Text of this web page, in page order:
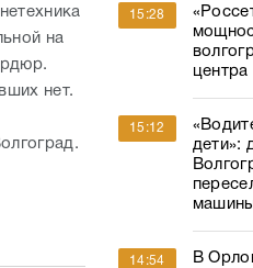
на
нет.
15:28
центра
15:12
дети»:
14:54
В